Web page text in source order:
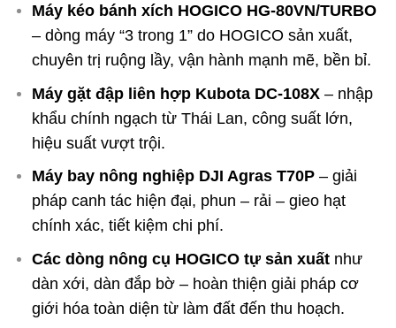
Máy kéo bánh xích HOGICO HG-80VN/TURBO
– dòng máy “3 trong 1” do HOGICO sản xuất,
chuyên trị ruộng lầy, vận hành mạnh mẽ, bền bỉ.
Máy gặt đập liên hợp Kubota DC-108X– nhập
khẩu chính ngạch từ Thái Lan, công suất lớn,
hiệu suất vượt trội.
Máy bay nông nghiệp DJI Agras T70P– giải
pháp canh tác hiện đại, phun – rải – gieo hạt
chính xác, tiết kiệm chi phí.
Các dòng nông cụ HOGICO tự sản xuấtnhư
dàn xới, dàn đắp bờ – hoàn thiện giải pháp cơ
giới hóa toàn diện từ làm đất đến thu hoạch.